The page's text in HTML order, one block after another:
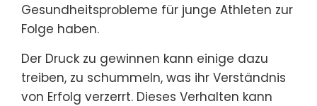
Gesundheitsprobleme für junge Athleten zur
Folge haben.
Der Druck zu gewinnen kann einige dazu
treiben, zu schummeln, was ihr Verständnis
von Erfolg verzerrt. Dieses Verhalten kann